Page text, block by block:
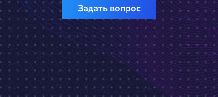
Задать вопрос